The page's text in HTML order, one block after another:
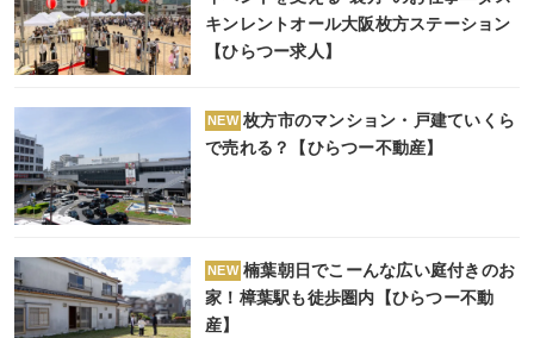
キンレントオール大阪枚方ステーション
【ひらつー求人】
NEW 枚方市のマンション・戸建ていくら
で売れる？【ひらつー不動産】
NEW 楠葉朝日でこーんな広い庭付きのお
家！樟葉駅も徒歩圏内【ひらつー不動
産】